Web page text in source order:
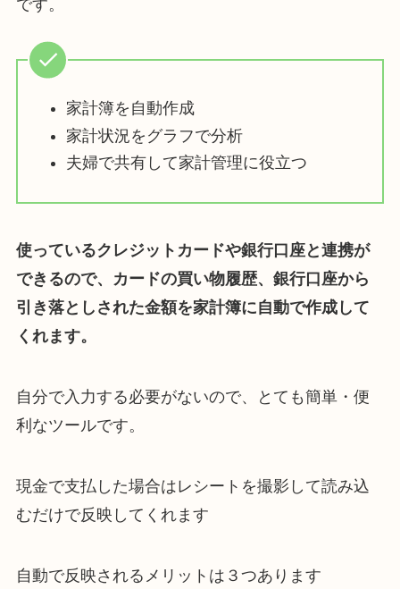
です。
家計簿を自動作成
家計状況をグラフで分析
夫婦で共有して家計管理に役立つ
使っているクレジットカードや銀行口座と連携が
できるので、カードの買い物履歴、銀行口座から
引き落としされた金額を家計簿に自動で作成して
くれます。
自分で入力する必要がないので、とても簡単・便
利なツールです。
現金で支払した場合はレシートを撮影して読み込
むだけで反映してくれます
自動で反映されるメリットは３つあります